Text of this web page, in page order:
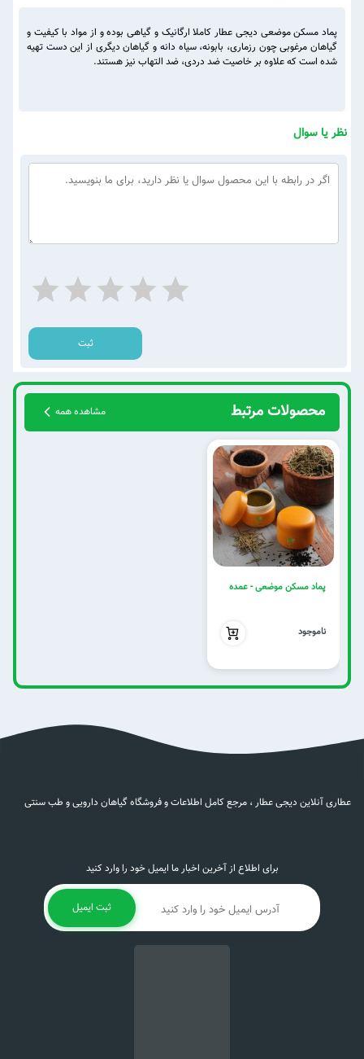
پماد مسکن موضعی دیجی عطار کاملا ارگانیک و گیاهی بوده و از مواد با کیفیت و
گیاهان مرغوبی چون رزماری، بابونه، سیاه دانه و گیاهان دیگری از این دست تهیه
شده است که علاوه بر خاصیت ضد دردی، ضد التهاب نیز هستند.
نظر یا سوال
ثبت
محصولات مرتبط مشاهده همه
پماد مسکن موضعی - عمده
ناموجود
برای اطلاع از آخرین اخبار ما ایمیل خود را وارد کنید
ثبت ایمیل
عطاری آنلاین دیجی عطار ، مرجع کامل اطلاعات و فروشگاه گیاهان دارویی و طب سنتی